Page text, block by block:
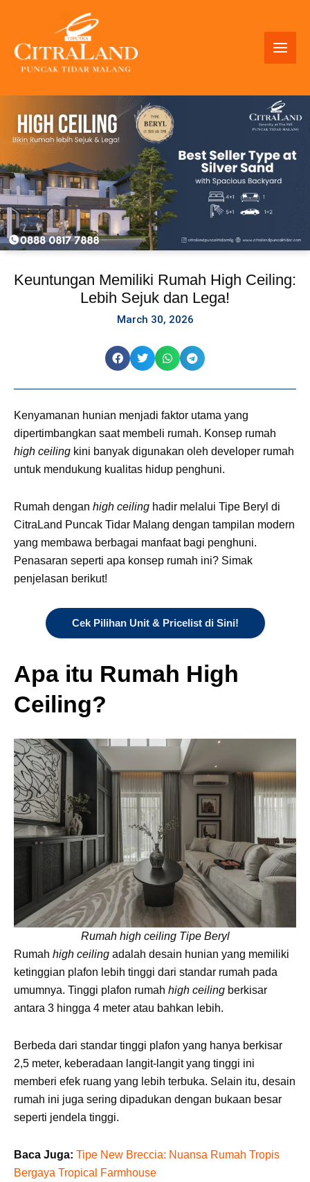
content
Keuntungan Memiliki Rumah High Ceiling:
Lebih Sejuk dan Lega!
March 30, 2026
Kenyamanan hunian menjadi faktor utama yang
dipertimbangkan saat membeli rumah. Konsep rumah
high ceiling kini banyak digunakan oleh developer rumah
untuk mendukung kualitas hidup penghuni.
Rumah dengan high ceiling hadir melalui Tipe Beryl di
CitraLand Puncak Tidar Malang dengan tampilan modern
yang membawa berbagai manfaat bagi penghuni.
Penasaran seperti apa konsep rumah ini? Simak
penjelasan berikut!
Cek Pilihan Unit & Pricelist di Sini!
Apa itu Rumah High
Ceiling?
Rumah high ceiling Tipe Beryl
Rumah high ceiling adalah desain hunian yang memiliki
ketinggian plafon lebih tinggi dari standar rumah pada
umumnya. Tinggi plafon rumah high ceiling berkisar
antara 3 hingga 4 meter atau bahkan lebih.
Berbeda dari standar tinggi plafon yang hanya berkisar
2,5 meter, keberadaan langit-langit yang tinggi ini
memberi efek ruang yang lebih terbuka. Selain itu, desain
rumah ini juga sering dipadukan dengan bukaan besar
seperti jendela tinggi.
Baca Juga: Tipe New Breccia: Nuansa Rumah Tropis
Bergaya Tropical Farmhouse